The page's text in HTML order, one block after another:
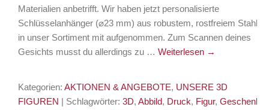
Materialien anbetrifft. Wir haben jetzt personalisierte
Schlüsselanhänger (⌀23 mm) aus robustem, rostfreiem Stahl
in unser Sortiment mit aufgenommen. Zum Scannen deines
Gesichts musst du allerdings zu …Weiterlesen →
Kategorien:AKTIONEN & ANGEBOTE, UNSERE 3D
FIGUREN | Schlagwörter:3D,Abbild, Druck‬, Figur,Geschenk